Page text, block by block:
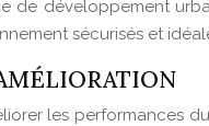
développement
sécurisés et
les performances